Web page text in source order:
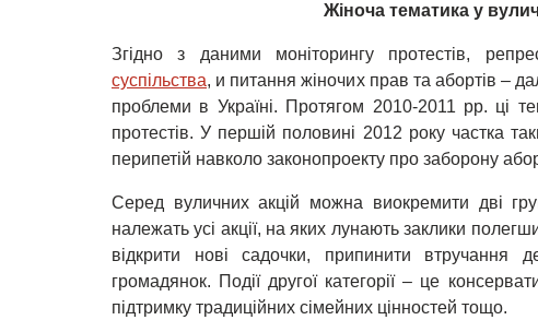
Жіноча тематика у
Згідно з даними моніторингу протестів,
суспільства, и питання жіночих прав та абортів –
проблеми в Україні. Протягом 2010-2011 рр. ці
протестів. У першій половині 2012 року частка
перипетій навколо законопроекту про заборону
Серед вуличних акцій можна виокремити дві
належать усі акції, на яких лунають заклики
відкрити нові садочки, припинити
громадянок. Події другої категорії – це
підтримку традиційних сімейних цінностей тощо.